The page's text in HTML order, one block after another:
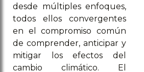
desde múltiples enfoques,
todos ellos convergentes
en el compromiso común
de comprender, anticipar y
mitigar los efectos del
cambio climático. El